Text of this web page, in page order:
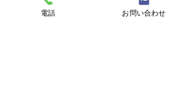
電話 お問い合わせ